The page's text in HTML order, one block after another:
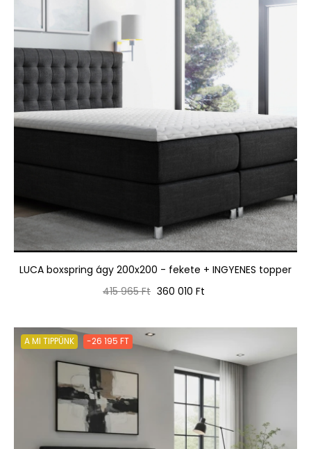
LUCA boxspring ágy 200x200 - fekete + INGYENES topper
Normál
415 965 Ft Ár
360 010 Ft
A MI TIPPÜNK -26 195 FT